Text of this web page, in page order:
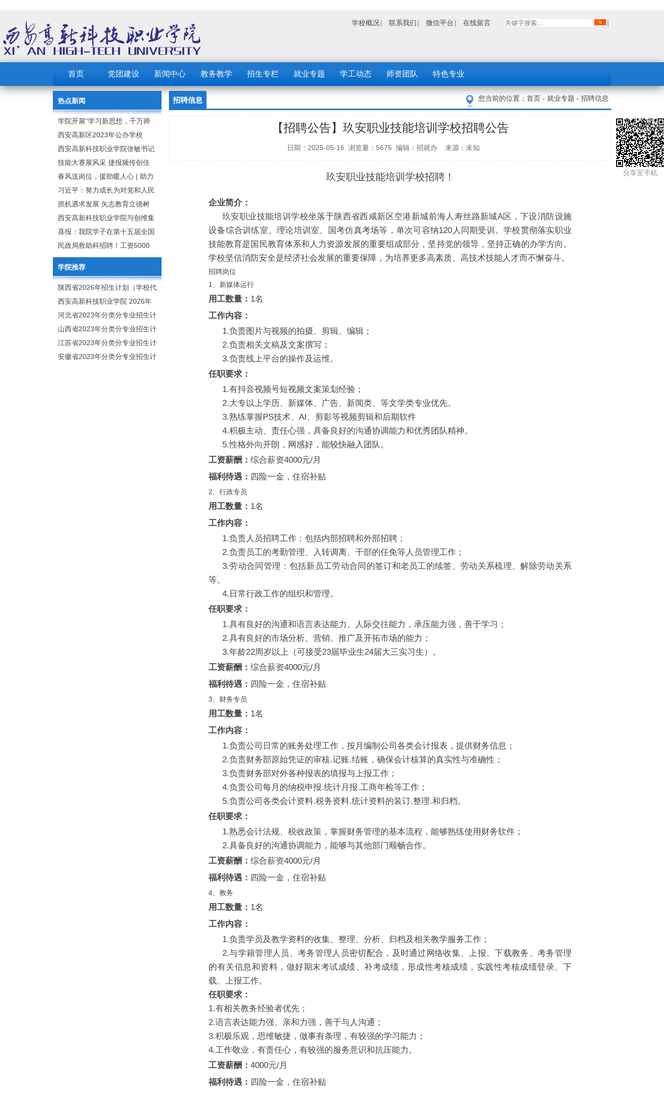
学校概况 联系我们 微信平台 在线留言
首页 党团建设 新闻中心 教务教学 招生专栏 就业专题 学工动态 师资团队 特色专业
热点新闻
学院开展“学习新思想，千万师
生同上一堂课”活动
西安高新区2023年公办学校
（园） 公开招聘教职工公告
西安高新科技职业学院张敏书记
为全院师生党员上党课
技能大赛展风采 捷报频传创佳
绩：西安高新科技职业学院师生
在2023年陕西省职业技能大赛中
取佳绩
春风送岗位，援助暖人心 | 助力
毕业生求职就业
习近平：努力成长为对党和人民
忠诚可靠、堪当时代重任的栋梁
之才
抓机遇求发展 矢志教育立德树
人：西安高新科技职业学院召开
2020年年终总结暨表彰网络视频
会
西安高新科技职业学院与创维集
团举行校企合作签约仪式
喜报：我院学子在第十五届全国
大学生广告艺术大赛（大广
赛）、第十一届未来设计师.高校
数字艺术设计大赛（NCDA）国
赛中喜获佳绩
民政局救助科招聘！工资5000
元/月
学院推荐
陕西省2026年招生计划（学校代
码：8103）
西安高新科技职业学院 2026年
招生章程
河北省2023年分类分专业招生计
划（院校代号：1889）
山西省2023年分类分专业招生计
划（院校代号：5560）
江苏省2023年分类分专业招生计
划（院校代号：8931）
安徽省2023年分类分专业招生计
招聘信息 您当前的位置： 首页 - 就业专题 - 招聘信息
分享至手机
【招聘公告】玖安职业技能培训学校招聘公告
日期：2025-05-16 浏览量：5675 编辑：招就办 来源：未知
玖安职业技能培训学校招聘！
企业简介：
玖安职业技能培训学校坐落于陕西省西咸新区空港新城前海人寿丝路新城A区，下设消防设施
设备综合训练室、理论培训室、国考仿真考场等，单次可容纳120人同期受训。学校贯彻落实职业
技能教育是国民教育体系和人力资源发展的重要组成部分，坚持党的领导，坚持正确的办学方向。
学校坚信消防安全是经济社会发展的重要保障，为培养更多高素质、高技术技能人才而不懈奋斗。
招聘岗位
1、新媒体运行
用工数量： 1名
工作内容：
1.负责图片与视频的拍摄、剪辑、编辑；
2.负责相关文稿及文案撰写；
3.负责线上平台的操作及运维。
任职要求：
1.有抖音视频号短视频文案策划经验；
2.大专以上学历、新媒体、广告、新闻类、等文学类专业优先。
3.熟练掌握PS技术、AI、剪影等视频剪辑和后期软件
4.积极主动、责任心强，具备良好的沟通协调能力和优秀团队精神。
5.性格外向开朗，网感好，能较快融入团队。
工资薪酬： 综合薪资4000元/月
福利待遇： 四险一金 ，住宿补贴
2、行政专员
用工数量： 1名
工作内容：
1.负责人员招聘工作：包括内部招聘和外部招聘；
2.负责员工的考勤管理、入转调离、干部的任免等人员管理工作；
3.劳动合同管理：包括新员工劳动合同的签订和老员工的续签、劳动关系梳理、解除劳动关系
等。
4.日常行政工作的组织和管理。
任职要求：
1.具有良好的沟通和语言表达能力、人际交往能力，承压能力强，善于学习；
2.具有良好的市场分析、营销、推广及开拓市场的能力；
3.年龄22周岁以上（可接受23届毕业生24届大三实习生）。
工资薪酬： 综合薪资4000元/月
福利待遇： 四险一金，住宿补贴
3、财务专员
用工数量： 1名
工作内容：
1.负责公司日常的账务处理工作，按月编制公司各类会计报表，提供财务信息；
2.负责财务部原始凭证的审核.记账.结账，确保会计核算的真实性与准确性；
3.负责财务部对外各种报表的填报与上报工作；
4.负责公司每月的纳税申报.统计月报.工商年检等工作；
5.负责公司各类会计资料.税务资料.统计资料的装订.整理.和归档。
任职要求：
1.熟悉会计法规、税收政策，掌握财务管理的基本流程，能够熟练使用财务软件；
2.具备良好的沟通协调能力，能够与其他部门顺畅合作。
工资薪酬： 综合薪资4000元/月
福利待遇： 四险一金，住宿补贴
4、教务
用工数量： 1名
工作内容：
1.负责学员及教学资料的收集、整理、分析、归档及相关教学服务工作；
2.与学籍管理人员、考务管理人员密切配合，及时通过网络收集、上报、下载教务、考务管理
的有关信息和资料，做好期末考试成绩、补考成绩，形成性考核成绩，实践性考核成绩登录、下
载、上报工作。
任职要求：
1.有相关教务经验者优先；
2.语言表达能力强、亲和力强，善于与人沟通；
3.积极乐观，思维敏捷，做事有条理，有较强的学习能力；
4.工作敬业，有责任心，有较强的服务意识和抗压能力。
工资薪酬： 4000元/月
福利待遇： 四险一金，住宿补贴